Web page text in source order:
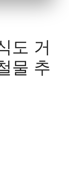
도 거
물 추